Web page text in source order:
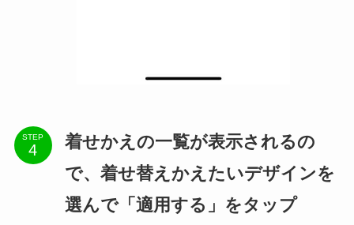
STEP
着せかえの一覧が表示されるの
で、着せ替えかえたいデザインを
選んで「適用する」をタップ